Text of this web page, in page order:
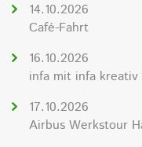
14.10.2026
Café-Fahrt
16.10.2026
infa mit infa kreativ
17.10.2026
Airbus Werkstour